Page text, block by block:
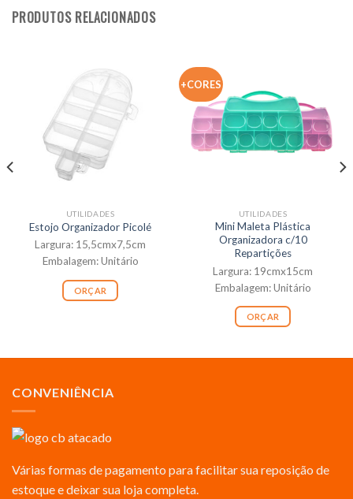
PRODUTOS RELACIONADOS
UTILIDADES
Estojo Organizador Picolé
Largura: 15,5cmx7,5cm
Embalagem: Unitário
ORÇAR
+CORES
UTILIDADES
Mini Maleta Plástica
Organizadora c/10
Repartições
Largura: 19cmx15cm
Embalagem: Unitário
ORÇAR
CONVENIÊNCIA
Várias formas de pagamento para facilitar sua reposição de
estoque e deixar sua loja completa.